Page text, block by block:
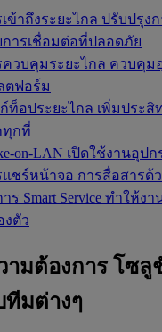
ข้าถึงระยะไกล ปรับปรุงก
การเชื่อมต่อที่ปลอดภัย
ควบคุมระยะไกล ควบคุม
ตฟอร์ม
ก์ท็อประยะไกล เพิ่มประสิ
ทุกที่
on-LAN เปิดใช้งานอุป
แชร์หน้าจอ การสื่อสารด้
ร Smart Service ทำให้งา
งตัว
ามต้องการ โซลู
ทีมต่างๆ